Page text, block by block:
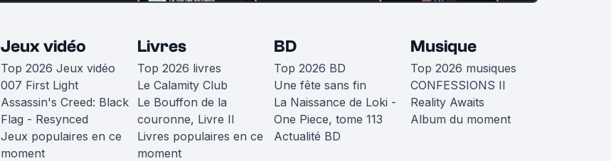
Jeux vidéo
Top 2026 Jeux vidéo
007 First Light
Assassin's Creed: Black
Flag - Resynced
Jeux populaires en ce
moment
Livres
Top 2026 livres
Le Calamity Club
Le Bouffon de la
couronne, Livre II
Livres populaires en ce
moment
BD
Top 2026 BD
Une fête sans fin
La Naissance de Loki -
One Piece, tome 113
Actualité BD
Musique
Top 2026 musiques
CONFESSIONS II
Reality Awaits
Album du moment